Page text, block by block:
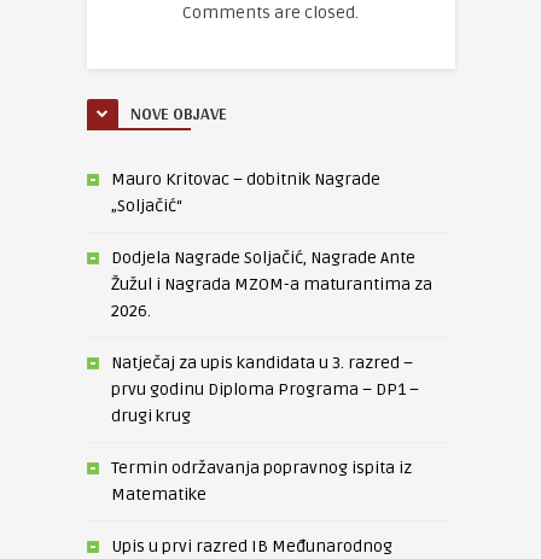
Comments are closed.
NOVE OBJAVE
Mauro Kritovac – dobitnik Nagrade
„Soljačić“
Dodjela Nagrade Soljačić, Nagrade Ante
Žužul i Nagrada MZOM-a maturantima za
2026.
Natječaj za upis kandidata u 3. razred –
prvu godinu Diploma Programa – DP1 –
drugi krug
Termin održavanja popravnog ispita iz
Matematike
Upis u prvi razred IB Međunarodnog